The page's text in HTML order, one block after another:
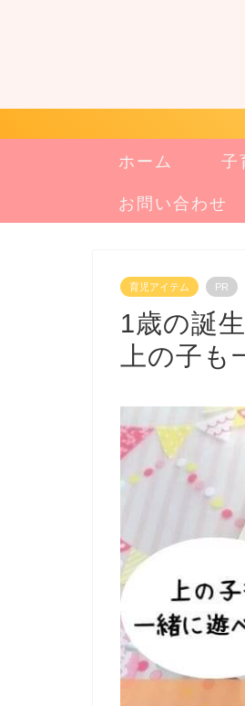
ホーム 子
お問い合わせ
育児アイテム PR
1歳の誕
上の子